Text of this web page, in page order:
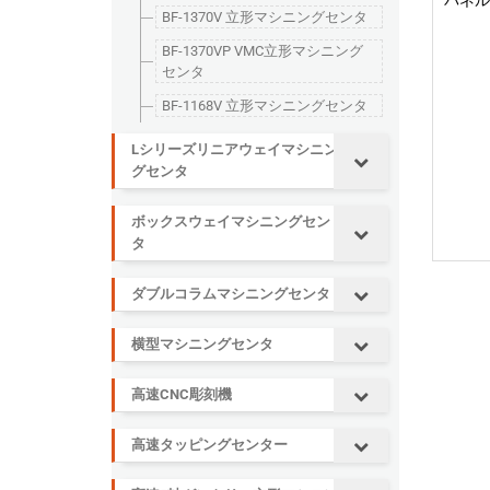
BF-1370V 立形マシニングセンタ
BF-1370VP VMC立形マシニング
センタ
BF-1168V 立形マシニングセンタ
Lシリーズリニアウェイマシニン
グセンタ
ボックスウェイマシニングセン
タ
ダブルコラムマシニングセンタ
横型マシニングセンタ
高速CNC彫刻機
高速タッピングセンター